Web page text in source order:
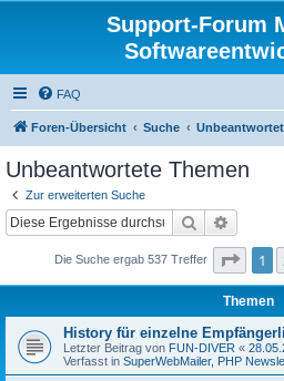
Support-Forum
FAQ
Foren-Übersicht Suche
Unbeantwortete Themen
Zur erweiterten Suche
Suche
Die Suche ergab 537 Treffer Seite
1
Themen
History für einzelne
Letzter Beitrag von FUN-DIVER «
Verfasst in SuperWebMailer, PHP